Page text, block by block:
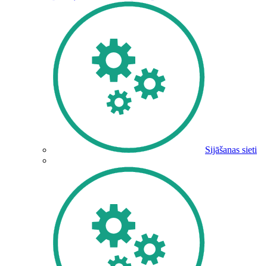
Sijāšanas sieti